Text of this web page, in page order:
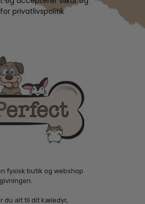
privatlivspolitik
fysisk butik og webshop
du alt til dit kæledyr,